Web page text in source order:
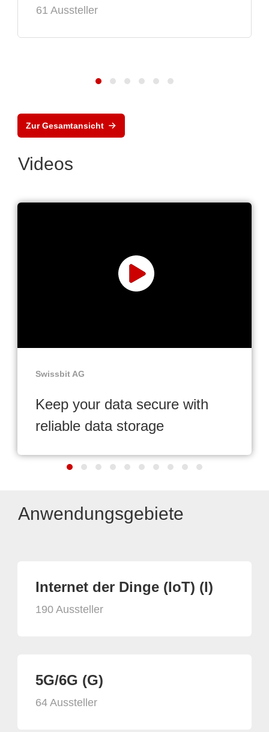
61 Aussteller
Zur Gesamtansicht
Videos
Swissbit AG
Keep your data secure with
reliable data storage
Anwendungsgebiete
Internet der Dinge (IoT) (I)
190 Aussteller
5G/6G (G)
64 Aussteller